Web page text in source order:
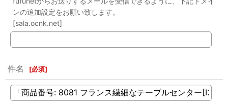
ンの追加設定をお願い致します。
[sala.ocnk.net]
件名 [必須]